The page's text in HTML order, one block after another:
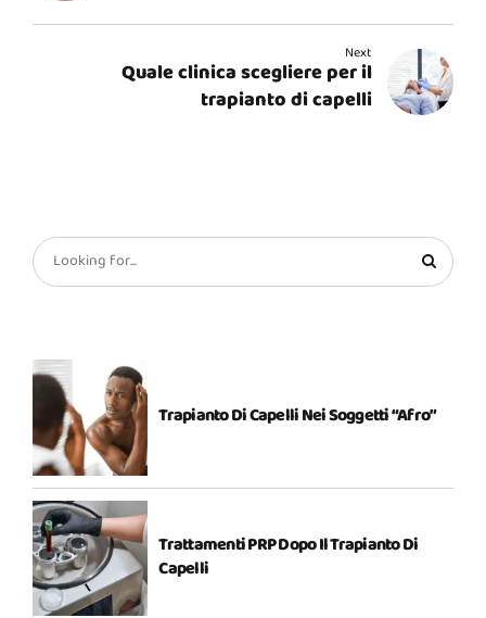
Next
Quale clinica scegliere per il
trapianto di capelli
Trapianto Di Capelli Nei Soggetti “Afro”
Trattamenti PRP Dopo Il Trapianto Di
Capelli